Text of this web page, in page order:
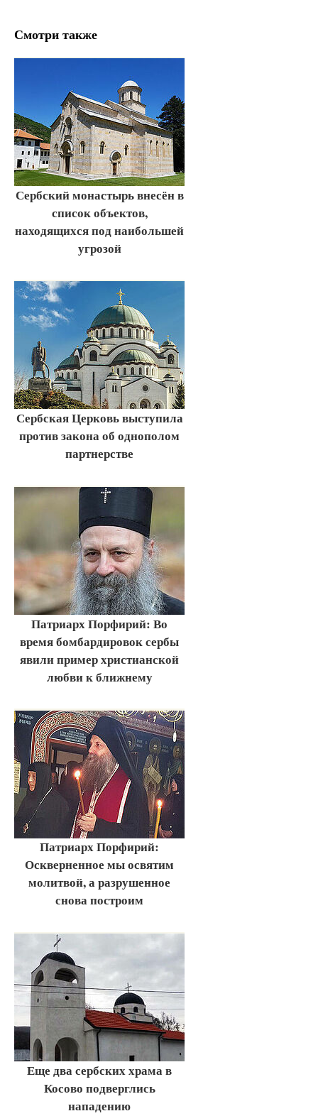
Смотри также
Сербский монастырь внесён в
список объектов,
находящихся под наибольшей
угрозой
Сербская Церковь выступила
против закона об однополом
партнерстве
Патриарх Порфирий: Во
время бомбардировок сербы
явили пример христианской
любви к ближнему
Патриарх Порфирий:
Оскверненное мы освятим
молитвой, а разрушенное
снова построим
Еще два сербских храма в
Косово подверглись
нападению